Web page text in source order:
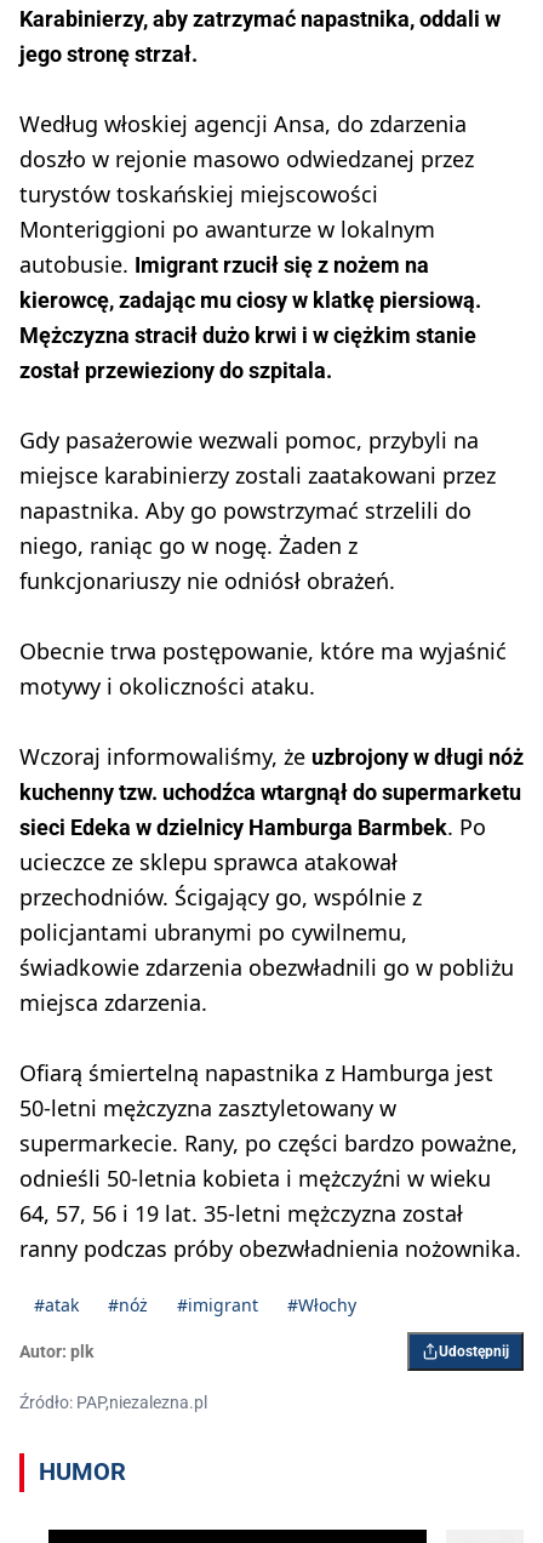
Karabinierzy, aby zatrzymać napastnika, oddali w
jego stronę strzał.
Według włoskiej agencji Ansa, do zdarzenia
doszło w rejonie masowo odwiedzanej przez
turystów toskańskiej miejscowości
Monteriggioni po awanturze w lokalnym
autobusie. Imigrant rzucił się z nożem na
kierowcę, zadając mu ciosy w klatkę piersiową.
Mężczyzna stracił dużo krwi i w ciężkim stanie
został przewieziony do szpitala.
Gdy pasażerowie wezwali pomoc, przybyli na
miejsce karabinierzy zostali zaatakowani przez
napastnika. Aby go powstrzymać strzelili do
niego, raniąc go w nogę. Żaden z
funkcjonariuszy nie odniósł obrażeń.
Obecnie trwa postępowanie, które ma wyjaśnić
motywy i okoliczności ataku.
Wczoraj informowaliśmy, że uzbrojony w długi nóż
kuchenny tzw. uchodźca wtargnął do supermarketu
sieci Edeka w dzielnicy Hamburga Barmbek. Po
ucieczce ze sklepu sprawca atakował
przechodniów. Ścigający go, wspólnie z
policjantami ubranymi po cywilnemu,
świadkowie zdarzenia obezwładnili go w pobliżu
miejsca zdarzenia.
Ofiarą śmiertelną napastnika z Hamburga jest
50-letni mężczyzna zasztyletowany w
supermarkecie. Rany, po części bardzo poważne,
odnieśli 50-letnia kobieta i mężczyźni w wieku
64, 57, 56 i 19 lat. 35-letni mężczyzna został
ranny podczas próby obezwładnienia nożownika.
#atak #nóż #imigrant #Włochy
Autor: plk Udostępnij
Źródło: PAP,niezalezna.pl
HUMOR